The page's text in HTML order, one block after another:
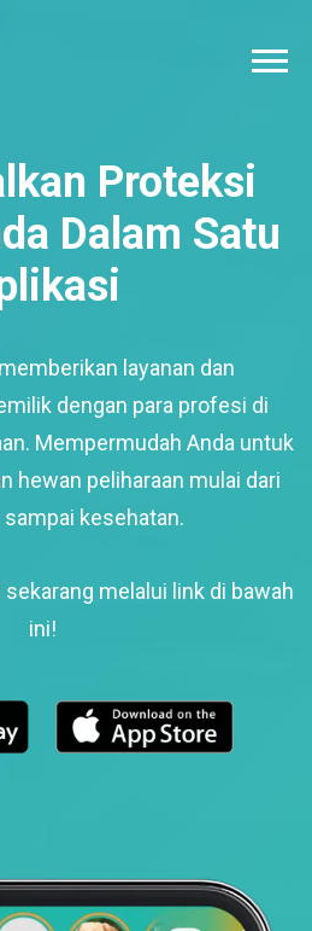
Proteksi
Dalam Satu
layanan dan
dengan para profesi di
Mempermudah Anda untuk
hewan peliharaan mulai dari
sampai kesehatan.
melalui link di bawah
ini!